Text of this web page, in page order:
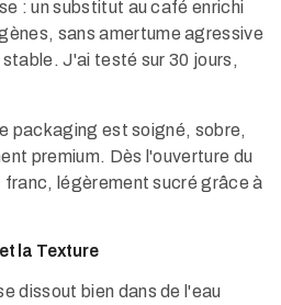
: un substitut au café enrichi
sans amertume agressive
J'ai testé sur 30 jours,
packaging est soigné, sobre,
premium. Dès l'ouverture du
légèrement sucré grâce à
la Texture
dissout bien dans de l'eau